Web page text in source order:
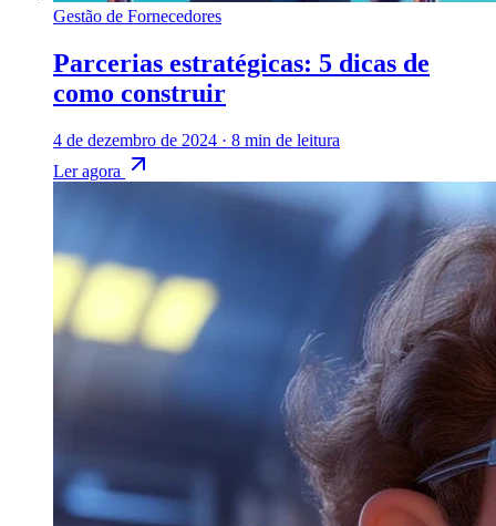
Gestão de Fornecedores
Parcerias estratégicas: 5 dicas de
como construir
4 de dezembro de 2024 · 8 min de leitura
Ler agora